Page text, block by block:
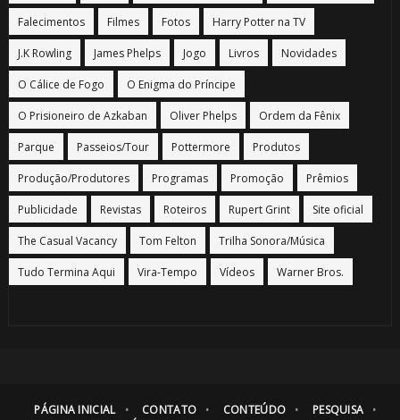
Falecimentos Filmes Fotos Harry Potter na TV
J.K Rowling James Phelps Jogo Livros Novidades
O Cálice de Fogo O Enigma do Príncipe
O Prisioneiro de Azkaban Oliver Phelps Ordem da Fênix
Parque Passeios/Tour Pottermore Produtos
Produção/Produtores Programas Promoção Prêmios
Publicidade Revistas Roteiros Rupert Grint Site oficial
The Casual Vacancy Tom Felton Trilha Sonora/Música
Tudo Termina Aqui Vira-Tempo Vídeos Warner Bros.
PÁGINA INICIAL CONTATO CONTEÚDO
PESQUISA